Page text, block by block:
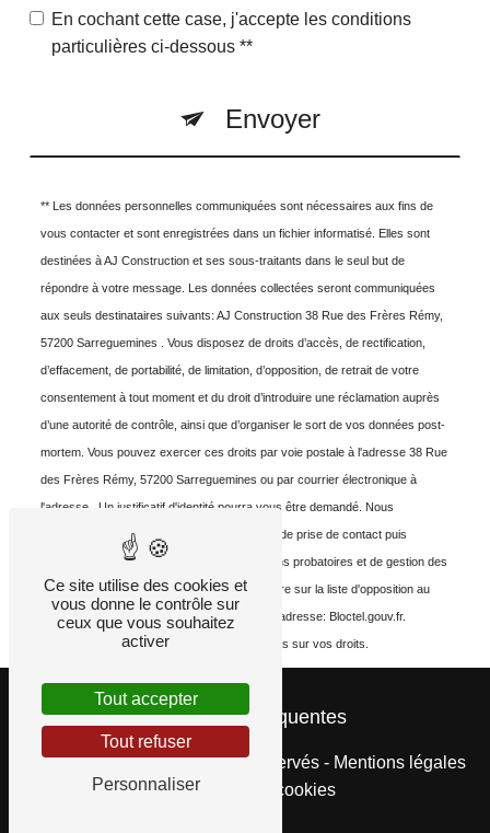
En cochant cette case, j'accepte les conditions
particulières ci-dessous **
Envoyer
** Les données personnelles communiquées sont nécessaires aux fins de
vous contacter et sont enregistrées dans un fichier informatisé. Elles sont
destinées à AJ Construction et ses sous-traitants dans le seul but de
répondre à votre message. Les données collectées seront communiquées
aux seuls destinataires suivants: AJ Construction 38 Rue des Frères Rémy,
57200 Sarreguemines . Vous disposez de droits d’accès, de rectification,
d’effacement, de portabilité, de limitation, d’opposition, de retrait de votre
consentement à tout moment et du droit d’introduire une réclamation auprès
d’une autorité de contrôle, ainsi que d’organiser le sort de vos données post-
mortem. Vous pouvez exercer ces droits par voie postale à l'adresse 38 Rue
des Frères Rémy, 57200 Sarreguemines ou par courrier électronique à
l'adresse . Un justificatif d'identité pourra vous être demandé. Nous
conservons vos données pendant la période de prise de contact puis
pendant la durée de prescription légale aux fins probatoires et de gestion des
contentieux. Vous avez le droit de vous inscrire sur la liste d'opposition au
démarchage téléphonique, disponible à cette adresse: Bloctel.gouv.fr.
Consultez le site cnil.fr pour plus d’informations sur vos droits.
Recherches fréquentes
Vistalid- 2026 - Tous droits réservés - Mentions légales
-Gestion des cookies
Ce site utilise des cookies et
vous donne le contrôle sur
ceux que vous souhaitez
activer
Tout accepter
Tout refuser
Personnaliser